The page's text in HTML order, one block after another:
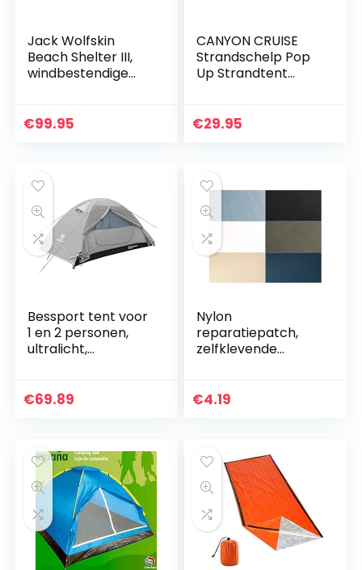
Jack Wolfskin
Beach Shelter III,
windbestendige
or 50+, strandtent
€99.95
CANYON CRUISE
Strandschelp Pop
Up Strandtent
Werptent
€29.95
Bessport tent voor
1 en 2 personen,
ultralicht,
trekking, outdoor,
€69.89
Nylon
reparatiepatch,
zelfklevende
tenten, rugzakken,
€4.19